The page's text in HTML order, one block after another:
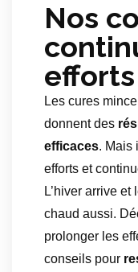
Nos
Les cures
donnent des
efficaces. Mais
efforts et
L’hiver arrive
chaud aussi.
prolonger les
conseils pour